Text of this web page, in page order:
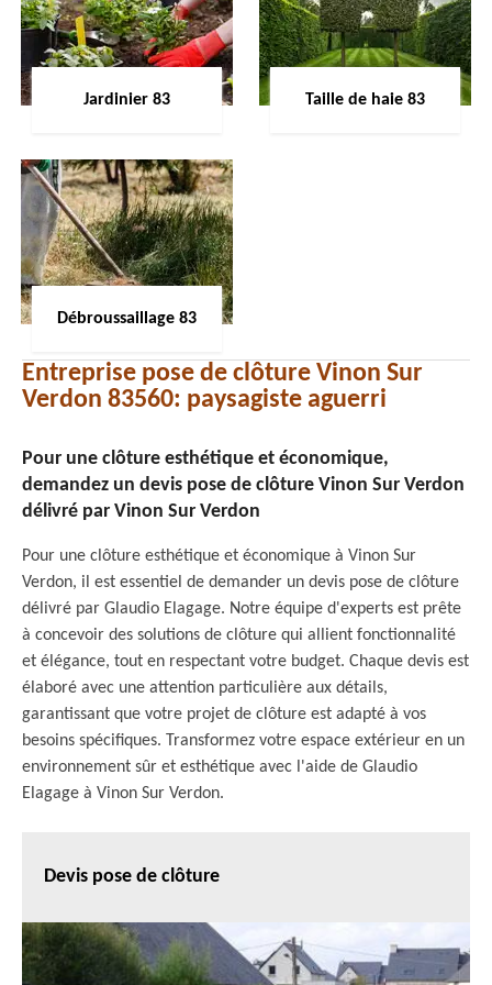
Jardinier 83 Taille de haie 83
Débroussaillage 83
Entreprise pose de clôture Vinon Sur
Verdon 83560: paysagiste aguerri
Pour une clôture esthétique et économique,
demandez un devis pose de clôture Vinon Sur Verdon
délivré par Vinon Sur Verdon
Pour une clôture esthétique et économique à Vinon Sur
Verdon, il est essentiel de demander un devis pose de clôture
délivré par Glaudio Elagage. Notre équipe d'experts est prête
à concevoir des solutions de clôture qui allient fonctionnalité
et élégance, tout en respectant votre budget. Chaque devis est
élaboré avec une attention particulière aux détails,
garantissant que votre projet de clôture est adapté à vos
besoins spécifiques. Transformez votre espace extérieur en un
environnement sûr et esthétique avec l'aide de Glaudio
Elagage à Vinon Sur Verdon.
Devis pose de clôture